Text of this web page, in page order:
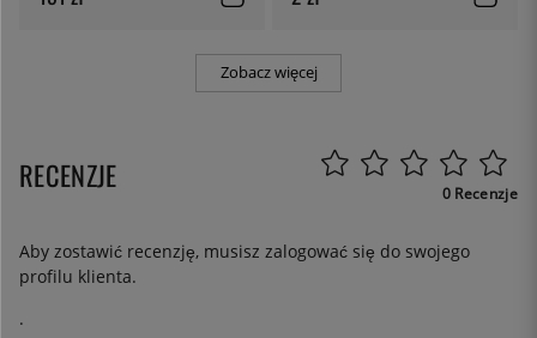
Zobacz więcej
RECENZJE 0 Recenzje
Aby zostawić recenzję, musisz zalogować się do swojego
profilu klienta.
.